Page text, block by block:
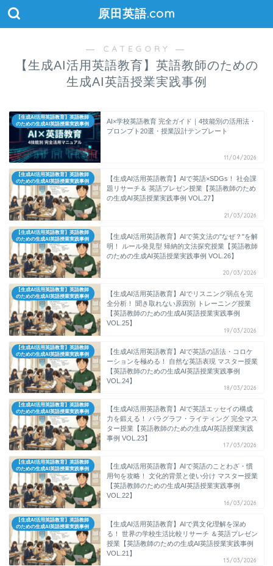
原田英語.com
― CATEGORY ―
【生成AI活用英語教育】英語教師のための
生成AI英語授業実践事例
【生成AI活用英語教育】英語教師
のための生成AI英語授業実践事例
AI×学校英語教育 完全ガイド｜4技能別の活用法・
プロンプト20選・授業設計テンプレート
11/04/2026
【生成AI活用英語教育】英語教師
のための生成AI英語授業実践事例
【生成AI活用英語教育】AIで英語×SDGs！ 社会課
題リサーチ＆ 英語プレゼン授業【英語教師のため
の生成AI英語授業実践事例 VOL.27】
21/03/2026
【生成AI活用英語教育】英語教師
のための生成AI英語授業実践事例
【生成AI活用英語教育】AIで英文法の"なぜ？"を解
明！ ルール発見型 帰納的文法探究授業【英語教師
のための生成AI英語授業実践事例 VOL.26】
20/03/2026
【生成AI活用英語教育】英語教師
のための生成AI英語授業実践事例
【生成AI活用英語教育】AIでリスニング弱点を完
全分析！ 聞き取れない原因別 トレーニング授業
【英語教師のための生成AI英語授業実践事例
VOL.25】
19/03/2026
【生成AI活用英語教育】英語教師
のための生成AI英語授業実践事例
【生成AI活用英語教育】AIで英語の語法・コロケ
ーションを極める！ 自然な英語表現 マスター授業
【英語教師のための生成AI英語授業実践事例
VOL.24】
18/03/2026
【生成AI活用英語教育】英語教師
のための生成AI英語授業実践事例
【生成AI活用英語教育】AIで英語エッセイの構成
力を鍛える！ パラグラフ・ライティング 完全マス
ター授業【英語教師のための生成AI英語授業実践
事例 VOL.23】
17/03/2026
【生成AI活用英語教育】英語教師
のための生成AI英語授業実践事例
【生成AI活用英語教育】AIで英語のことわざ・慣
用句を攻略！ 文化的背景と使い分け マスター授業
【英語教師のための生成AI英語授業実践事例
VOL.22】
16/03/2026
【生成AI活用英語教育】英語教師
のための生成AI英語授業実践事例
【生成AI活用英語教育】AIで異文化理解を深め
る！ 世界の学校生活比較リサーチ ＆英語プレゼン
授業【英語教師のための生成AI英語授業実践事例
VOL.21】
15/03/2026